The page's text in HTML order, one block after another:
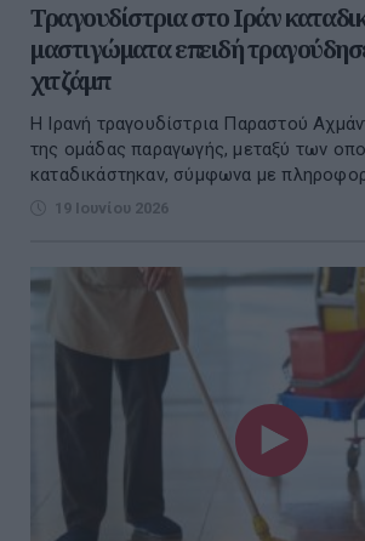
Τραγουδίστρια στο Ιράν
μαστιγώματα επειδή
χιτζάμπ
Η Ιρανή τραγουδίστρια Παραστού
της ομάδας παραγωγής, μεταξύ των
καταδικάστηκαν, σύμφωνα με
19 Ιουνίου 2026